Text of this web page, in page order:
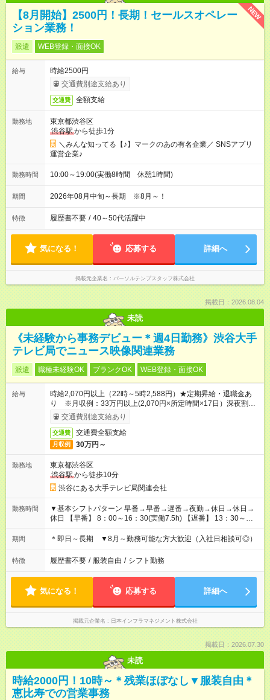
NEW
【8月開始】2500円！長期！セールスオペレー
ション業務！
派遣 WEB登録・面接OK
給与
時給2500円
交通費別途支給あり
交通費 全額支給
勤務地
東京都渋谷区
渋谷駅から徒歩1分
＼みんな知ってる【♪】マークのあの有名企業／ SNSアプリ
運営企業♪
勤務時間 10:00～19:00(実働8時間 休憩1時間)
期間 2026年08月中旬～長期 ※8月～！
特徴 履歴書不要 / 40～50代活躍中
気になる！ 応募する 詳細へ
掲載元企業名 パーソルテンプスタッフ株式会社
掲載日：2026.08.04
未読
《未経験から事務デビュー＊週4日勤務》渋谷大手
テレビ局でニュース映像関連業務
派遣 職種未経験OK ブランクOK WEB登録・面接OK
給与
時給2,070円以上（22時～5時2,588円）★定期昇給・退職金あ
り ※月収例：33万円以上(2,070円×所定時間×17日）深夜割増
手当含む
交通費別途支給あり
交通費 交通費全額支給
月収例 30万円～
勤務地
東京都渋谷区
渋谷駅から徒歩10分
渋谷にある大手テレビ局関連会社
勤務時間
▼基本シフトパターン 早番→早番→遅番→夜勤→休日→休日→
休日 【早番】 8：00～16：30(実働7.5h) 【遅番】 13：30～
22：00(実働7.5h) 【夜勤】 21：00～翌9：30(実働11.5h) 曜日
固定のため予定も立てやすいのもうれしいポイント！ 深夜割増
期間 ＊即日～長期 ▼8月～勤務可能な方大歓迎（入社日相談可◎）
特徴 履歴書不要 / 服装自由 / シフト勤務
気になる！ 応募する 詳細へ
掲載元企業名 日本インフラマネジメント株式会社
掲載日：2026.07.30
未読
時給2000円！10時～＊残業ほぼなし▼服装自由＊
恵比寿での営業事務